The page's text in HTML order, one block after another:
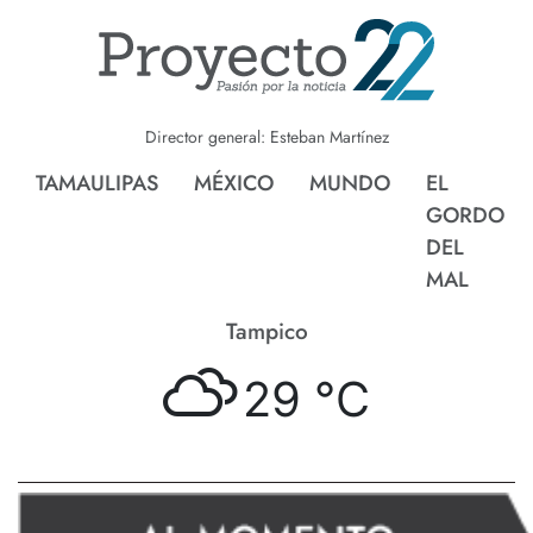
Director general: Esteban Martínez
TAMAULIPAS MÉXICO MUNDO
EL
GORDO
DEL
MAL
Tampico
29 °C